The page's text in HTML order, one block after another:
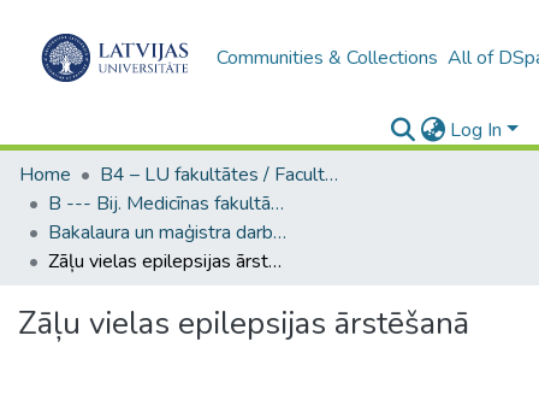
Communities & Collections All of
Log In
Home
B4 – LU fakultātes / Faculties of the UL
B --- Bij. Medicīnas fakultātes studentu noslēguma darbi / Faculty of Medicine - Graduate works
Bakalaura un maģistra darbi (MF) / Bachelor's and Master's theses
Zāļu vielas epilepsijas ārstēšanā
Zāļu vielas epilepsijas ārstēšanā